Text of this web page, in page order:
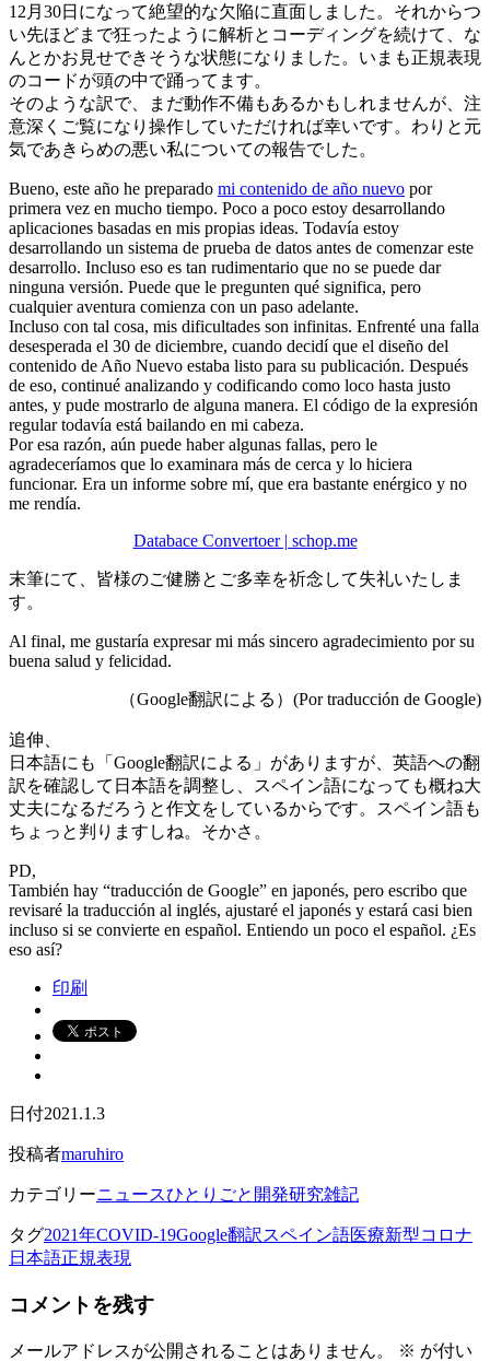
12月30日になって絶望的な欠陥に直面しました。それからつ
い先ほどまで狂ったように解析とコーディングを続けて、な
んとかお見せできそうな状態になりました。いまも正規表現
のコードが頭の中で踊ってます。
そのような訳で、まだ動作不備もあるかもしれませんが、注
意深くご覧になり操作していただければ幸いです。わりと元
気であきらめの悪い私についての報告でした。
Bueno, este año he preparado mi contenido de año nuevo por
primera vez en mucho tiempo. Poco a poco estoy desarrollando
aplicaciones basadas en mis propias ideas. Todavía estoy
desarrollando un sistema de prueba de datos antes de comenzar este
desarrollo. Incluso eso es tan rudimentario que no se puede dar
ninguna versión. Puede que le pregunten qué significa, pero
cualquier aventura comienza con un paso adelante.
Incluso con tal cosa, mis dificultades son infinitas. Enfrenté una falla
desesperada el 30 de diciembre, cuando decidí que el diseño del
contenido de Año Nuevo estaba listo para su publicación. Después
de eso, continué analizando y codificando como loco hasta justo
antes, y pude mostrarlo de alguna manera. El código de la expresión
regular todavía está bailando en mi cabeza.
Por esa razón, aún puede haber algunas fallas, pero le
agradeceríamos que lo examinara más de cerca y lo hiciera
funcionar. Era un informe sobre mí, que era bastante enérgico y no
me rendía.
Databace Convertoer | schop.me
末筆にて、皆様のご健勝とご多幸を祈念して失礼いたしま
す。
Al final, me gustaría expresar mi más sincero agradecimiento por su
buena salud y felicidad.
（Google翻訳による）(Por traducción de Google)
追伸、
日本語にも「Google翻訳による」がありますが、英語への翻
訳を確認して日本語を調整し、スペイン語になっても概ね大
丈夫になるだろうと作文をしているからです。スペイン語も
ちょっと判りますしね。そかさ。
PD,
También hay “traducción de Google” en japonés, pero escribo que
revisaré la traducción al inglés, ajustaré el japonés y estará casi bien
incluso si se convierte en español. Entiendo un poco el español. ¿Es
eso así?
印刷
日付2021.1.3
投稿者maruhiro
カテゴリーニュースひとりごと 開発研究雑記
タグ2021年COVID-19Google翻訳 スペイン語医療新型コロナ
日本語正規表現
コメントを残す
メールアドレスが公開されることはありません。 ※ が付い